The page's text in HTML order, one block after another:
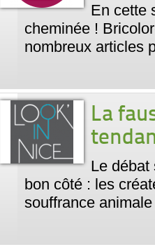
En cette
cheminée !
nombreux articles
La
Le débat
bon côté : les
souffrance